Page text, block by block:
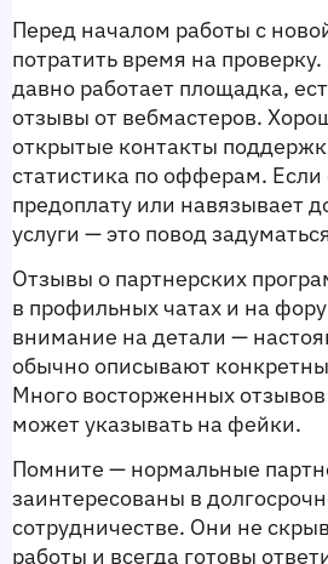
Перед началом работы с
потратить время на
давно работает площадка,
отзывы от вебмастеров.
открытые контакты
статистика по офферам. Если
предоплату или навязывает
услуги — это повод
Отзывы о партнерских
в профильных чатах и на
внимание на детали —
обычно описывают
Много восторженных
может указывать на фейки.
Помните — нормальные
заинтересованы в
сотрудничестве. Они не
работы и всегда готовы